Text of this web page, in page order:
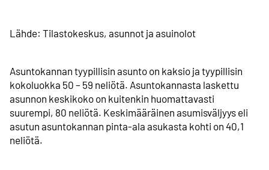
Lähde: Tilastokeskus, asunnot ja asuinolot
Asuntokannan tyypillisin asunto on kaksio ja tyypillisin
kokoluokka 50 – 59 neliötä. Asunto­kannasta laskettu
asunnon keskikoko on kuitenkin huomattavasti
suurempi, 80 neliötä. Keski­määräinen asumis­väljyys eli
asutun asuntokannan pinta-ala asukasta kohti on 40,1
neliötä.